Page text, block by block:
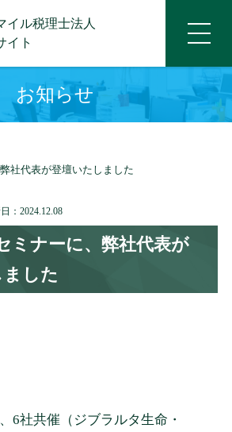
イル税理士法人
イト
お知らせ
社代表が登壇いたしました
：2024.12.08
ミナーに、弊社代表が
した
6社共催（ジブラルタ生命・